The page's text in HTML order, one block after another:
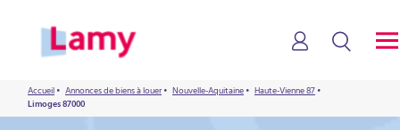
Accueil• Annonces de biens à louer• Nouvelle-Aquitaine• Haute-Vienne 87•
Limoges 87000